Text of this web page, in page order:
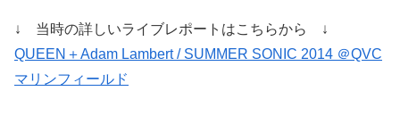
↓ 当時の詳しいライブレポートはこちらから ↓
QUEEN＋Adam Lambert / SUMMER SONIC 2014 ＠QVC
マリンフィールド